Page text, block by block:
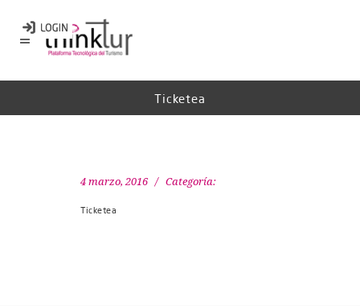
Ticketea
4 marzo, 2016 Categoría:
Ticketea